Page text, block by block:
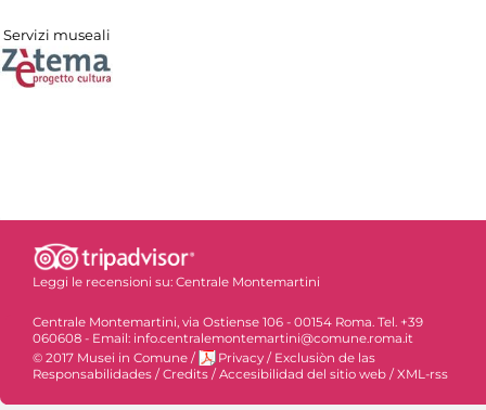
Servizi museali
Leggi le recensioni su: Centrale Montemartini
Centrale Montemartini, via Ostiense 106 - 00154 Roma. Tel. +39
060608 - Email: info.centralemontemartini@comune.roma.it
© 2017 Musei in Comune / Privacy / Exclusiòn de las
Responsabilidades /Credits /Accesibilidad del sitio web /XML-rss